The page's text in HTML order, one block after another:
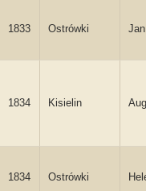
1833 Ostrówki Jan
1834 Kisielin
1834 Ostrówki